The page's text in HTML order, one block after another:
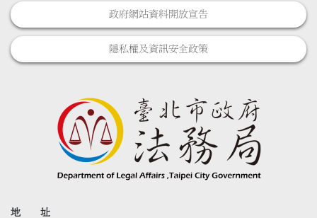
政府網站資料開放宣告
隱私權及資訊安全政策
地 址